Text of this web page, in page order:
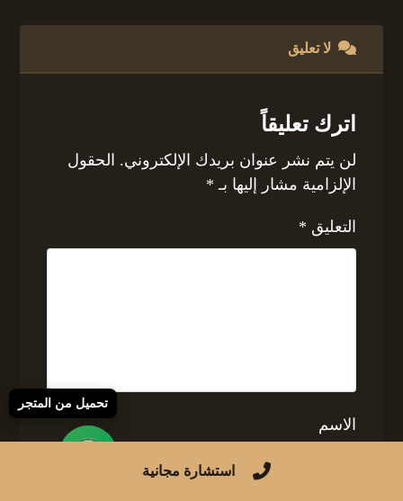
لا تعليق
اترك تعليقاً
لن يتم نشر عنوان بريدك الإلكتروني. الحقول
الإلزامية مشار إليها بـ *
التعليق *
الاسم
استشارة مجانية
تحميل من المتجر